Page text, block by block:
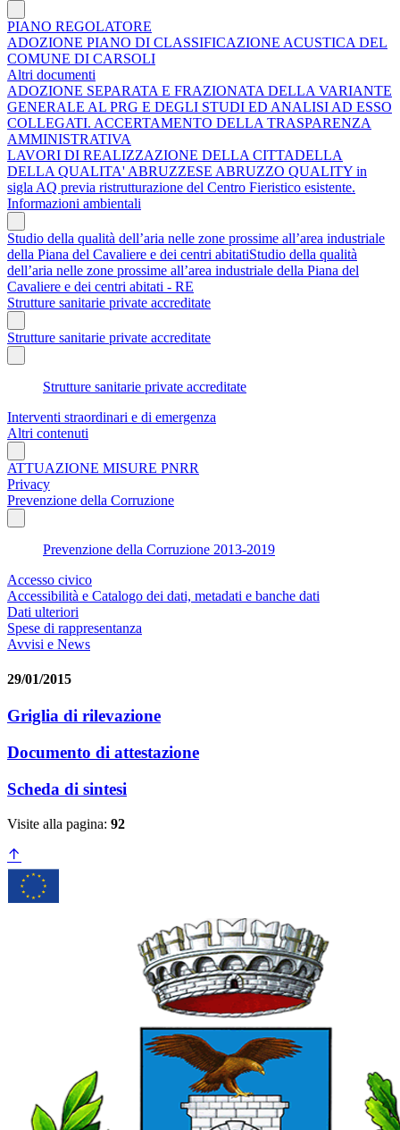
PIANO REGOLATORE
ADOZIONE PIANO DI CLASSIFICAZIONE ACUSTICA DEL
COMUNE DI CARSOLI
Altri documenti
ADOZIONE SEPARATA E FRAZIONATA DELLA VARIANTE
GENERALE AL PRG E DEGLI STUDI ED ANALISI AD ESSO
COLLEGATI. ACCERTAMENTO DELLA TRASPARENZA
AMMINISTRATIVA
LAVORI DI REALIZZAZIONE DELLA CITTADELLA
DELLA QUALITA' ABRUZZESE ABRUZZO QUALITY in
sigla AQ previa ristrutturazione del Centro Fieristico esistente.
Informazioni ambientali
Studio della qualità dell’aria nelle zone prossime all’area industriale
della Piana del Cavaliere e dei centri abitatiStudio della qualità
dell’aria nelle zone prossime all’area industriale della Piana del
Cavaliere e dei centri abitati - RE
Strutture sanitarie private accreditate
Strutture sanitarie private accreditate
Strutture sanitarie private accreditate
Interventi straordinari e di emergenza
Altri contenuti
ATTUAZIONE MISURE PNRR
Privacy
Prevenzione della Corruzione
Prevenzione della Corruzione 2013-2019
Accesso civico
Accessibilità e Catalogo dei dati, metadati e banche dati
Dati ulteriori
Spese di rappresentanza
Avvisi e News
29/01/2015
Griglia di rilevazione
Documento di attestazione
Scheda di sintesi
Visite alla pagina: 92